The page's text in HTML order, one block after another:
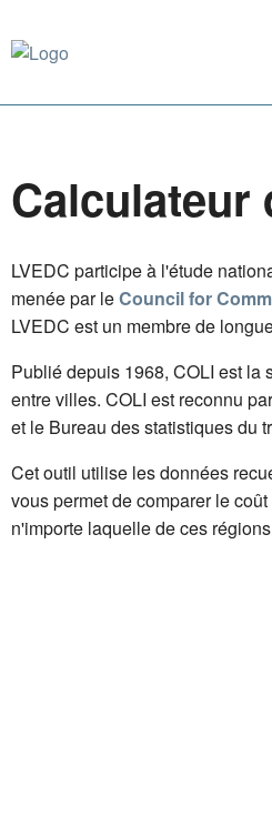
Calculateur
LVEDC participe à l'étude
menée par leCouncil for
LVEDC est un membre de
Publié depuis 1968, COLI est la
entre villes. COLI est reconnu
et le Bureau des statistiques du
Cet outil utilise les données
vous permet de comparer le
n'importe laquelle de ces